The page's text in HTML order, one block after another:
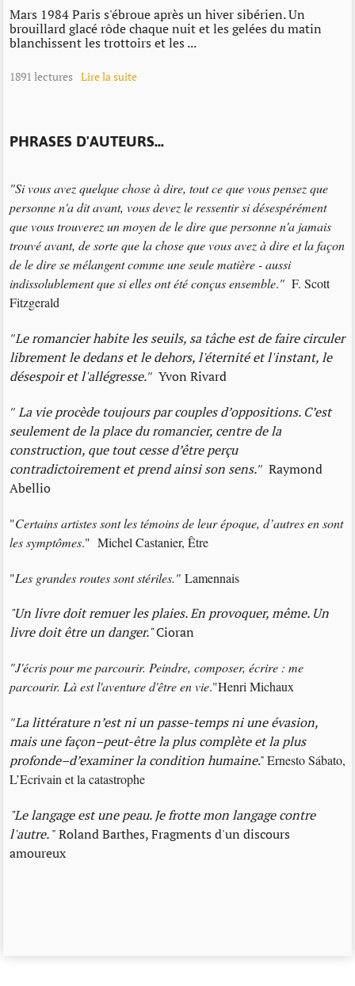
Mars 1984 Paris s'ébroue après un hiver sibérien. Un
brouillard glacé rôde chaque nuit et les gelées du matin
blanchissent les trottoirs et les ...
1891 lectures Lire la suite
PHRASES D'AUTEURS...
"Si vous avez quelque chose à dire, tout ce que vous pensez que
personne n'a dit avant, vous devez le ressentir si désespérément
que vous trouverez un moyen de le dire que personne n'a jamais
trouvé avant, de sorte que la chose que vous avez à dire et la façon
de le dire se mélangent comme une seule matière - aussi
indissolublement que si elles ont été conçus ensemble." F. Scott
Fitzgerald
"Le romancier habite les seuils, sa tâche est de faire circuler
librement le dedans et le dehors, l'éternité et l'instant, le
désespoir et l'allégresse." Yvon Rivard
"La vie procède toujours par couples d’oppositions. C’est
seulement de la place du romancier, centre de la
construction, que tout cesse d’être perçu
contradictoirement et prend ainsi son sens." Raymond
Abellio
"Certains artistes sont les témoins de leur époque, d’autres en sont
les symptômes." Michel Castanier, Être
"Les grandes routes sont stériles." Lamennais
"Un livre doit remuer les plaies. En provoquer, même. Un
livre doit être un danger."Cioran
"J'écris pour me parcourir. Peindre, composer, écrire : me
parcourir. Là est l'aventure d'être en vie."Henri Michaux
"La littérature n’est ni un passe-temps ni une évasion,
mais une façon–peut-être la plus complète et la plus
profonde–d’examiner la condition humaine."Ernesto Sábato,
L’Ecrivain et la catastrophe
"Le langage est une peau. Je frotte mon langage contre
l'autre." Roland Barthes, Fragments d'un discours
amoureux